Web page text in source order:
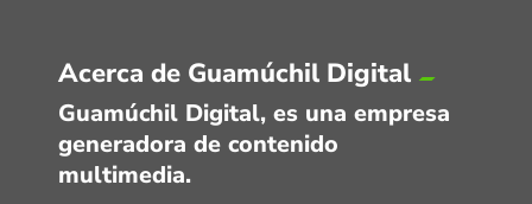
Acerca de Guamúchil Digital
Guamúchil Digital, es una empresa
generadora de contenido
multimedia.